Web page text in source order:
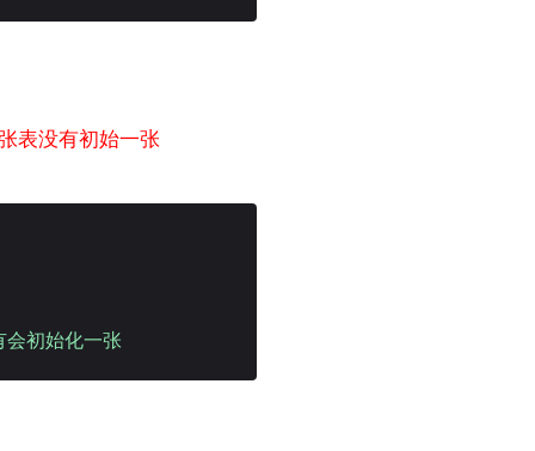
表没有初始一张
初始化一张